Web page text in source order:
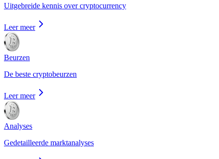
Uitgebreide kennis over cryptocurrency
Leer meer
Beurzen
De beste cryptobeurzen
Leer meer
Analyses
Gedetailleerde marktanalyses